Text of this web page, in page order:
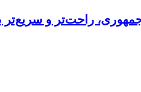
جمهوری، راحت‌تر و سریع‌تر